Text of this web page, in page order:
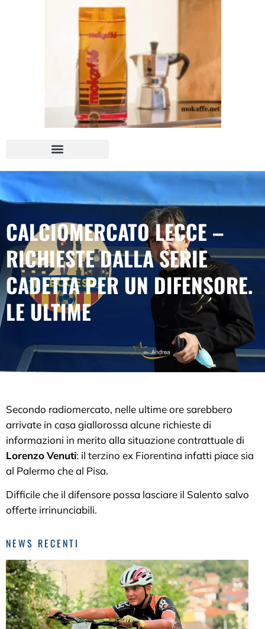
CALCIOMERCATO LECCE –
RICHIESTE DALLA SERIE
CADETTA PER UN DIFENSORE.
LE ULTIME
Secondo radiomercato, nelle ultime ore sarebbero
arrivate in casa giallorossa alcune richieste di
informazioni in merito alla situazione contrattuale di
LorenzoVenuti: il terzino ex Fiorentina infatti piace sia
al Palermo che al Pisa.
Difficile che il difensore possa lasciare il Salento salvo
offerte irrinunciabili.
NEWS RECENTI